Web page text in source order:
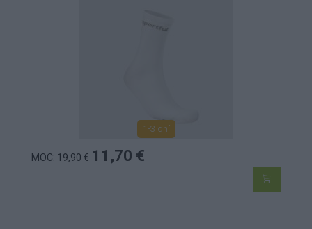
1-3 dní
MOC: 19,90 € 11,70 €